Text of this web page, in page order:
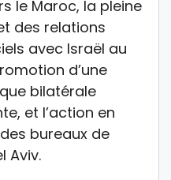
le Maroc, la pleine
des relations
avec Israël au
d’une
bilatérale
et l’action en
bureaux de
Aviv.